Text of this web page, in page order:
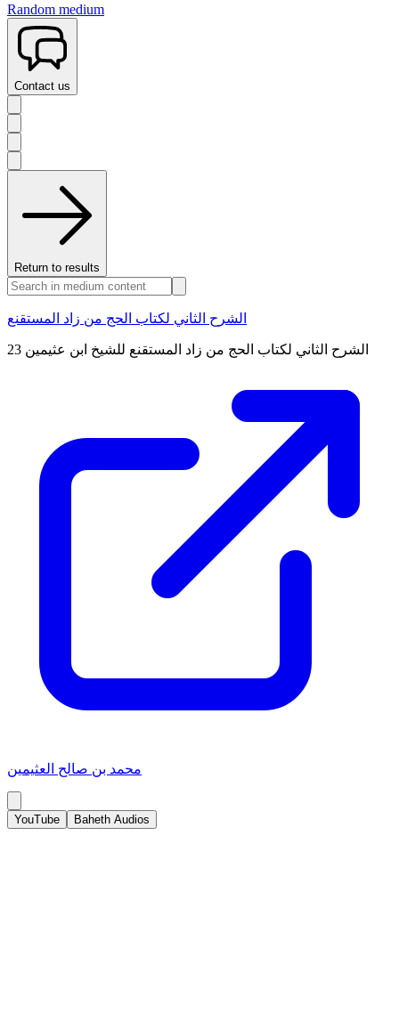
Random medium
Contact us
Return to results
الشرح الثاني لكتاب الحج من زاد المستقنع
الشرح الثاني لكتاب الحج من زاد المستقنع للشيخ ابن عثيمين 23
محمد بن صالح العثيمين
YouTube Baheth Audios